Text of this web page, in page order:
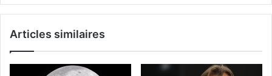
Articles similaires